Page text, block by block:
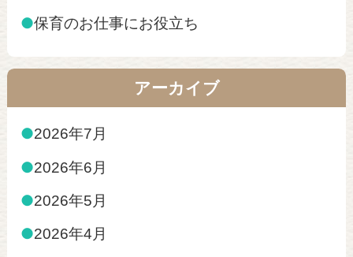
●保育のお仕事にお役立ち
アーカイブ
●2026年7月
●2026年6月
●2026年5月
●2026年4月